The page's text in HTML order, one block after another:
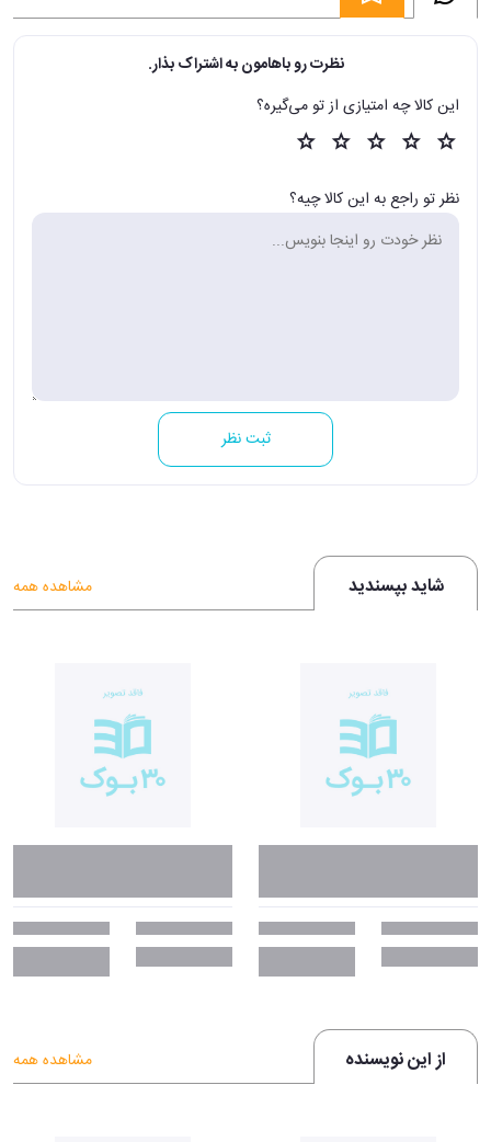
نظرت رو باهامون به اشتراک بذار.
این کالا چه امتیازی از تو می‌گیره؟
نظر تو راجع به این کالا چیه؟
ثبت نظر
شاید بپسندید مشاهده همه
از این نویسنده مشاهده همه